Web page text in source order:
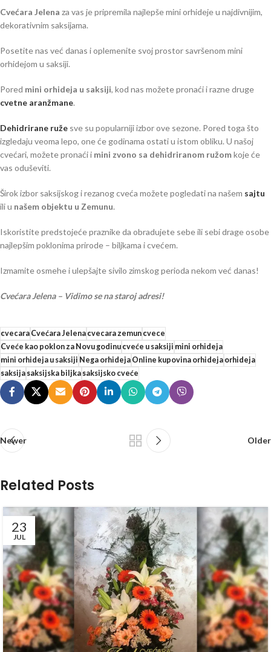
Cvećara Jelena za vas je pripremila najlepše mini orhideje u najdivnijim,
dekorativnim saksijama.
Posetite nas već danas i oplemenite svoj prostor savršenom mini
orhidejom u saksiji.
Pored mini orhideja u saksiji, kod nas možete pronaći i razne druge
cvetne aranžmane.
Dehidrirane ruže sve su popularniji izbor ove sezone. Pored toga što
izgledaju veoma lepo, one će godinama ostati u istom obliku. U našoj
cvećari, možete pronaći i mini zvono sa dehidriranom ružomkoje će
vas oduševiti.
Širok izbor saksijskog i rezanog cveća možete pogledati na našem sajtu
ili u našem objektu u Zemunu.
Iskoristite predstojeće praznike da obradujete sebe ili sebi drage osobe
najlepšim poklonima prirode – biljkama i cvećem.
Izmamite osmehe i ulepšajte sivilo zimskog perioda nekom već danas!
Cvećara Jelena – Vidimo se na staroj adresi!
cvecaraCvećara Jelenacvecara zemuncvece
Cveće kao poklon za Novu godinucveće u saksiji mini orhideja
mini orhideja u saksiji Nega orhidejaOnline kupovina orhidejaorhideja
saksijasaksijska biljkasaksijsko cveće
Newer Older
Related Posts
23
JUL